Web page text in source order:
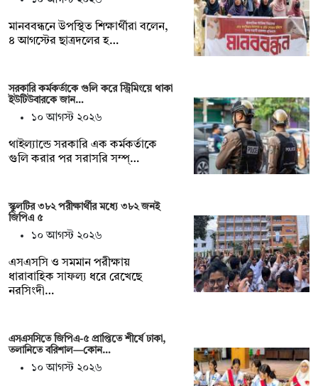
মানববন্ধনে উপস্থিত শিক্ষার্থীরা বলেন,
৪ আগস্টের ছাত্রদলের হ…
সরকারি কর্মকর্তাকে গুলি করে স্ট্রিমিংয়ে থাকা
ইউটিউবারকে জান…
১০ আগস্ট ২০২৬
থাইল্যান্ডে সরকারি এক কর্মকর্তাকে
গুলি করার পর সরাসরি সম্প্…
স্কুলটির ৩৮২ পরীক্ষার্থীর মধ্যে ৩৮২ জনই
জিপিএ ৫
১০ আগস্ট ২০২৬
এসএসসি ও সমমান পরীক্ষায়
ধারাবাহিক সাফল্য ধরে রেখেছে
নরসিংদী…
এসএসসিতে জিপিএ-৫ প্রাপ্তিতে শীর্ষে ঢাকা,
তলানিতে বরিশাল—কোন…
১০ আগস্ট ২০২৬